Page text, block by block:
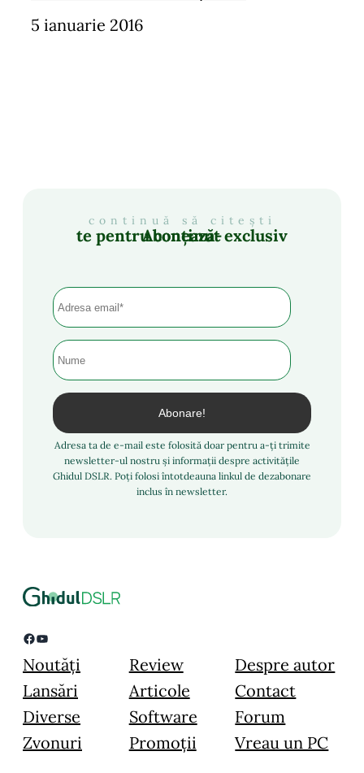
5 ianuarie 2016
continuă să citești
Abonează-te pentru conținut exclusiv
Adresa ta de e-mail este folosită doar pentru a-ți trimite
newsletter-ul nostru și informații despre activitățile
Ghidul DSLR. Poți folosi întotdeauna linkul de dezabonare
inclus în newsletter.
Facebook YouTube
Noutăți
Lansări
Diverse
Zvonuri
Review
Articole
Software
Promoții
Despre autor
Contact
Forum
Vreau un PC